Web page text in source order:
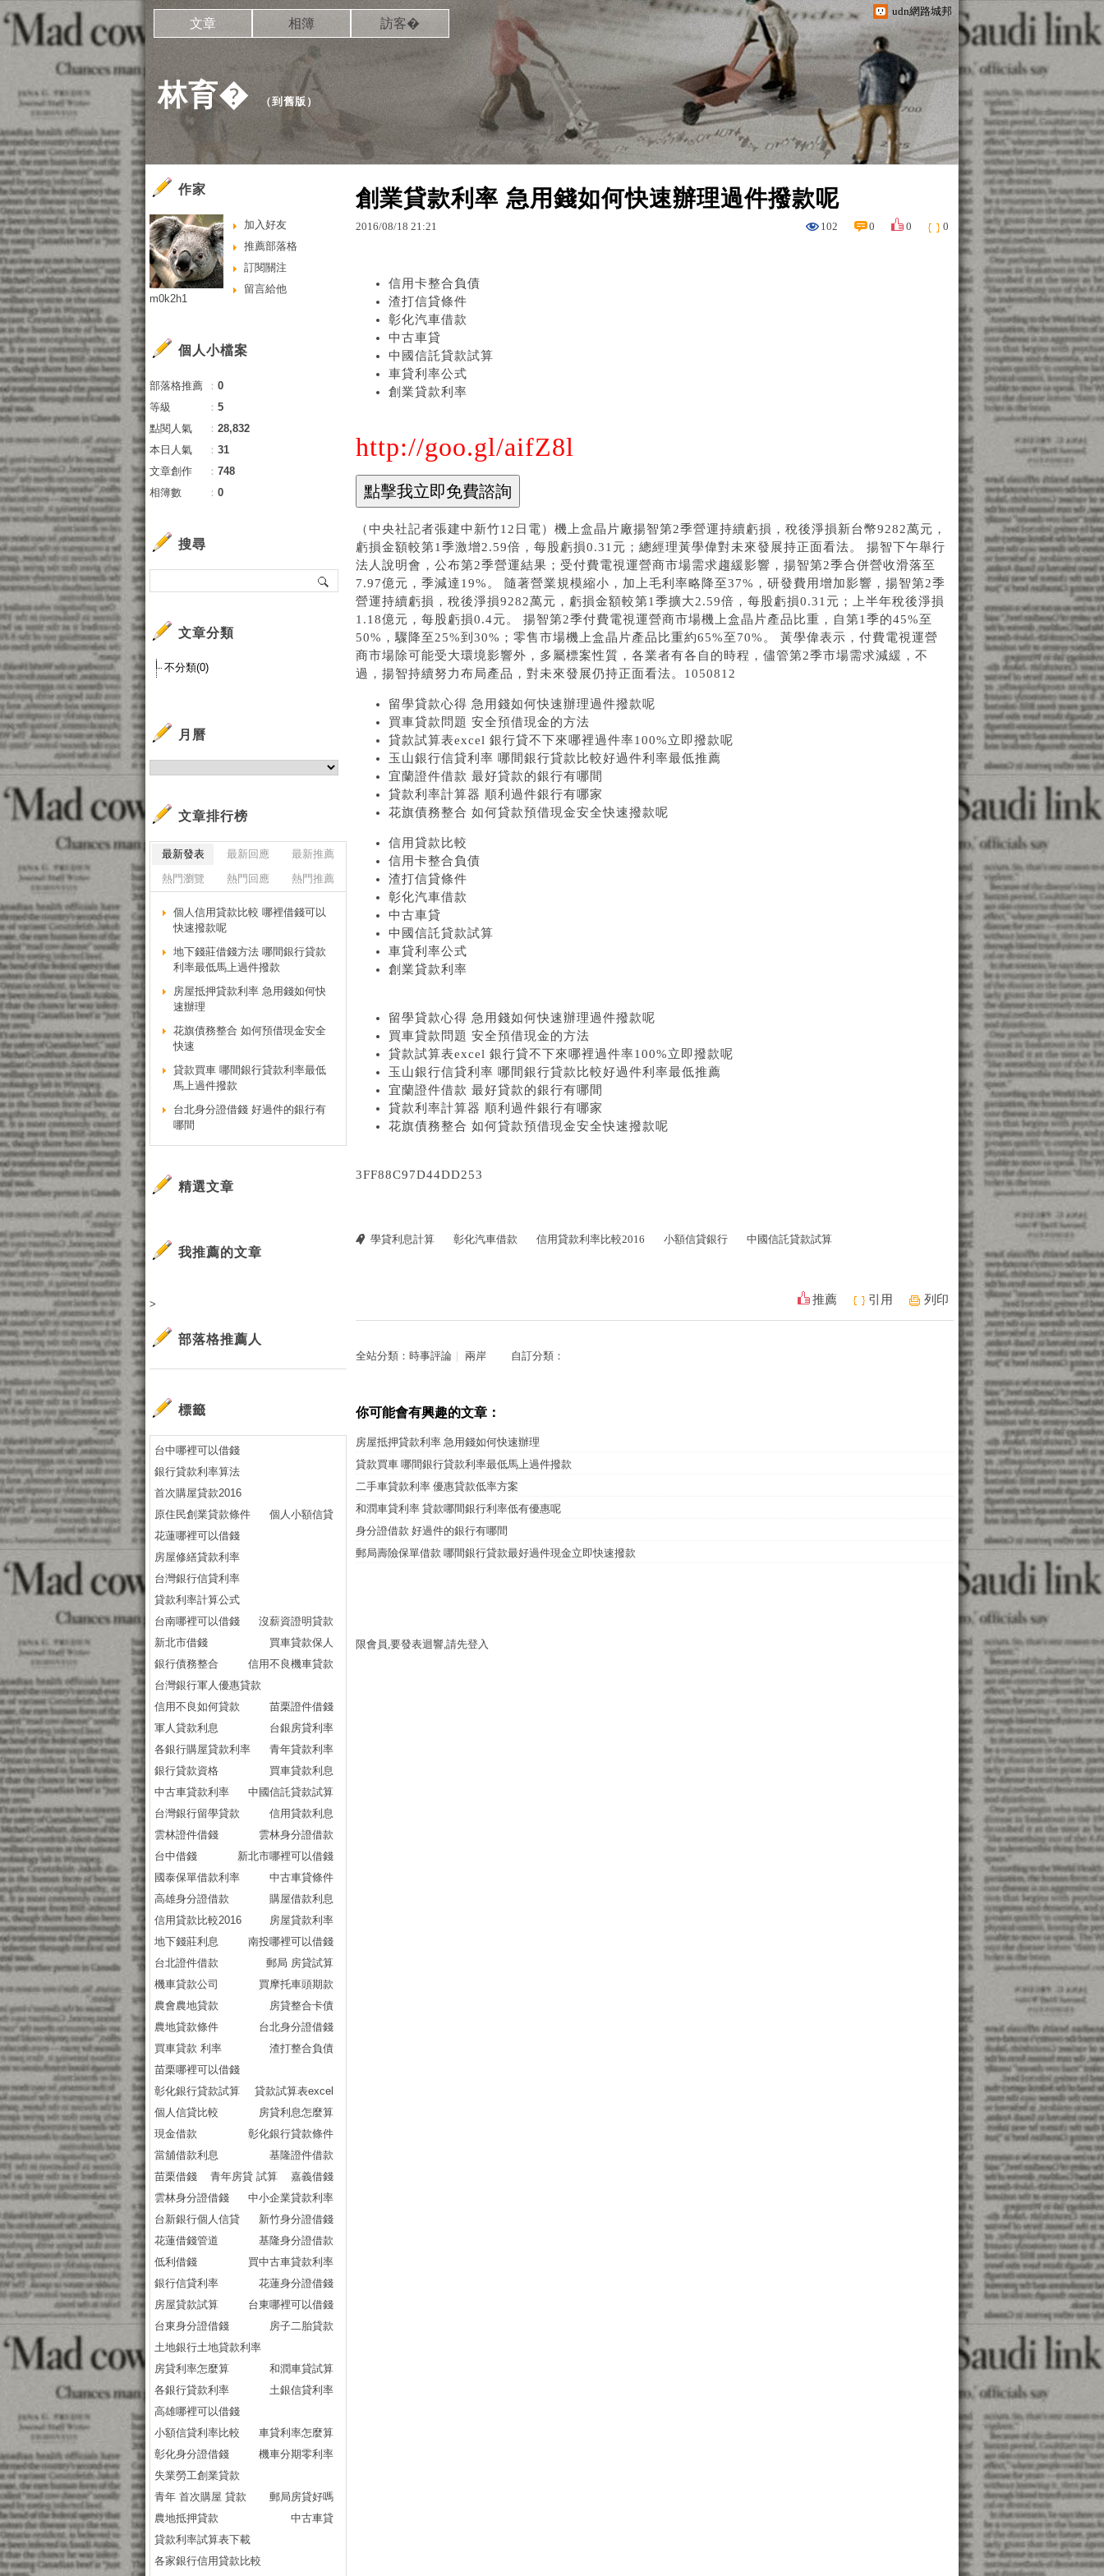
udn網路城邦
林育� （到舊版 ）
文章 相簿 訪客�
創業貸款利率 急用錢如何快速辦理過件撥款呢
2016/08/18 21:21 102 0 0 0
信用卡整合負債
渣打信貸條件
彰化汽車借款
中古車貸
中國信託貸款試算
車貸利率公式
創業貸款利率
http://goo.gl/aifZ8l
（中央社記者張建中新竹12日電）機上盒晶片廠揚智第2季營運持續虧損，稅後淨損新台幣9282萬元，
虧損金額較第1季激增2.59倍，每股虧損0.31元；總經理黃學偉對未來發展持正面看法。 揚智下午舉行
法人說明會，公布第2季營運結果；受付費電視運營商市場需求趨緩影響，揚智第2季合併營收滑落至
7.97億元，季減達19%。 隨著營業規模縮小，加上毛利率略降至37%，研發費用增加影響，揚智第2季
營運持續虧損，稅後淨損9282萬元，虧損金額較第1季擴大2.59倍，每股虧損0.31元；上半年稅後淨損
1.18億元，每股虧損0.4元。 揚智第2季付費電視運營商市場機上盒晶片產品比重，自第1季的45%至
50%，驟降至25%到30%；零售市場機上盒晶片產品比重約65%至70%。 黃學偉表示，付費電視運營
商市場除可能受大環境影響外，多屬標案性質，各業者有各自的時程，儘管第2季市場需求減緩，不
過，揚智持續努力布局產品，對未來發展仍持正面看法。1050812
留學貸款心得 急用錢如何快速辦理過件撥款呢
買車貸款問題 安全預借現金的方法
貸款試算表excel 銀行貸不下來哪裡過件率100%立即撥款呢
玉山銀行信貸利率 哪間銀行貸款比較好過件利率最低推薦
宜蘭證件借款 最好貸款的銀行有哪間
貸款利率計算器 順利過件銀行有哪家
花旗債務整合 如何貸款預借現金安全快速撥款呢
信用貸款比較
信用卡整合負債
渣打信貸條件
彰化汽車借款
中古車貸
中國信託貸款試算
車貸利率公式
創業貸款利率
留學貸款心得 急用錢如何快速辦理過件撥款呢
買車貸款問題 安全預借現金的方法
貸款試算表excel 銀行貸不下來哪裡過件率100%立即撥款呢
玉山銀行信貸利率 哪間銀行貸款比較好過件利率最低推薦
宜蘭證件借款 最好貸款的銀行有哪間
貸款利率計算器 順利過件銀行有哪家
花旗債務整合 如何貸款預借現金安全快速撥款呢
3FF88C97D44DD253
學貸利息計算 彰化汽車借款 信用貸款利率比較2016 小額信貸銀行 中國信託貸款試算
推薦 引用 列印
全站分類： 時事評論 兩岸 自訂分類：
你可能會有興趣的文章：
房屋抵押貸款利率 急用錢如何快速辦理
貸款買車 哪間銀行貸款利率最低馬上過件撥款
二手車貸款利率 優惠貸款低率方案
和潤車貸利率 貸款哪間銀行利率低有優惠呢
身分證借款 好過件的銀行有哪間
郵局壽險保單借款 哪間銀行貸款最好過件現金立即快速撥款
限會員,要發表迴響,請先登入
作家
加入好友
推薦部落格
訂閱關注
留言給他
m0k2h1
個人小檔案
部落格推薦 ： 0
等級
： 5
點閱人氣
： 28,832
本日人氣
： 31
文章創作
： 748
相簿數
： 0
搜尋
文章分類
不分類(0)
月曆
文章排行榜
最新發表 最新回應
最新推薦
熱門瀏覽
熱門回應 熱門推薦
個人信用貸款比較 哪裡借錢可以
快速撥款呢
地下錢莊借錢方法 哪間銀行貸款
利率最低馬上過件撥款
房屋抵押貸款利率 急用錢如何快
速辦理
花旗債務整合 如何預借現金安全
快速
貸款買車 哪間銀行貸款利率最低
馬上過件撥款
台北身分證借錢 好過件的銀行有
哪間
精選文章
我推薦的文章
>
部落格推薦人
標籤
台中哪裡可以借錢
銀行貸款利率算法
首次購屋貸款2016
原住民創業貸款條件
個人小額信貸
花蓮哪裡可以借錢
房屋修繕貸款利率
台灣銀行信貸利率
貸款利率計算公式
台南哪裡可以借錢
沒薪資證明貸款
新北市借錢
買車貸款保人
銀行債務整合
信用不良機車貸款
台灣銀行軍人優惠貸款
信用不良如何貸款
苗栗證件借錢
軍人貸款利息
台銀房貸利率
各銀行購屋貸款利率
青年貸款利率
銀行貸款資格
買車貸款利息
中古車貸款利率
中國信託貸款試算
台灣銀行留學貸款
信用貸款利息
雲林證件借錢
雲林身分證借款
台中借錢
新北市哪裡可以借錢
國泰保單借款利率
中古車貸條件
高雄身分證借款
購屋借款利息
信用貸款比較2016
房屋貸款利率
地下錢莊利息
南投哪裡可以借錢
台北證件借款
郵局 房貸試算
機車貸款公司
買摩托車頭期款
農會農地貸款
房貸整合卡債
農地貸款條件
台北身分證借錢
買車貸款 利率
渣打整合負債
苗栗哪裡可以借錢
彰化銀行貸款試算
貸款試算表excel
個人信貸比較
房貸利息怎麼算
現金借款
彰化銀行貸款條件
當舖借款利息
基隆證件借款
苗栗借錢
青年房貸 試算
嘉義借錢
雲林身分證借錢
中小企業貸款利率
台新銀行個人信貸
新竹身分證借錢
花蓮借錢管道
基隆身分證借款
低利借錢
買中古車貸款利率
銀行信貸利率
花蓮身分證借錢
房屋貸款試算
台東哪裡可以借錢
台東身分證借錢
房子二胎貸款
土地銀行土地貸款利率
房貸利率怎麼算
和潤車貸試算
各銀行貸款利率
土銀信貸利率
高雄哪裡可以借錢
小額信貸利率比較
車貸利率怎麼算
彰化身分證借錢
機車分期零利率
失業勞工創業貸款
青年 首次購屋 貸款
郵局房貸好嗎
農地抵押貸款
中古車貸
貸款利率試算表下載
各家銀行信用貸款比較